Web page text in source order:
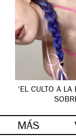
‘EL CULTO A
MÁS